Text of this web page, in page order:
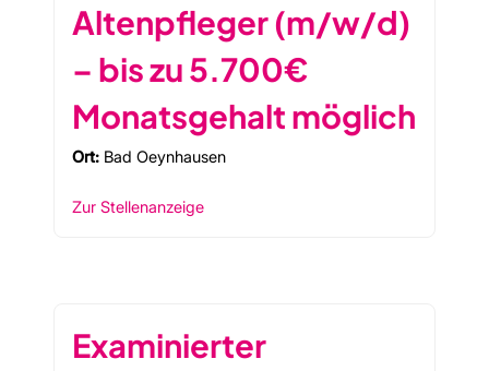
Altenpfleger (m/w/d)
– bis zu 5.700€
Monatsgehalt möglich
Ort: Bad Oeynhausen
Zur Stellenanzeige
Examinierter